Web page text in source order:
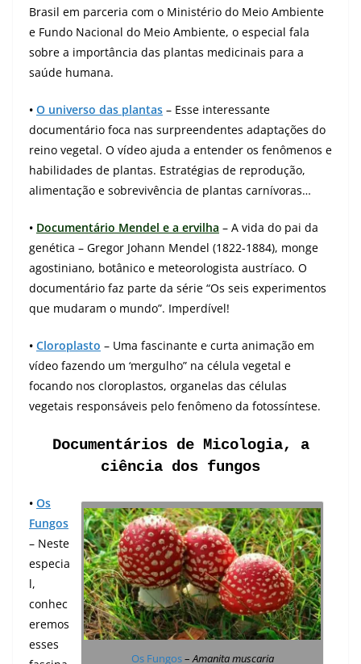
Brasil em parceria com o Ministério do Meio Ambiente
e Fundo Nacional do Meio Ambiente, o especial fala
sobre a importância das plantas medicinais para a
saúde humana.
• O universo das plantas – Esse interessante
documentário foca nas surpreendentes adaptações do
reino vegetal. O vídeo ajuda a entender os fenômenos e
habilidades de plantas. Estratégias de reprodução,
alimentação e sobrevivência de plantas carnívoras…
• Documentário Mendel e a ervilha – A vida do pai da
genética – Gregor Johann Mendel (1822-1884), monge
agostiniano, botânico e meteorologista austríaco. O
documentário faz parte da série “Os seis experimentos
que mudaram o mundo”. Imperdível!
• Cloroplasto – Uma fascinante e curta animação em
vídeo fazendo um ‘mergulho” na célula vegetal e
focando nos cloroplastos, organelas das células
vegetais responsáveis pelo fenômeno da fotossíntese.
Documentários de Micologia, a
ciência dos fungos
Os Fungos–Amanita muscaria
• Os
Fungos
– Neste
especia
l,
conhec
eremos
esses